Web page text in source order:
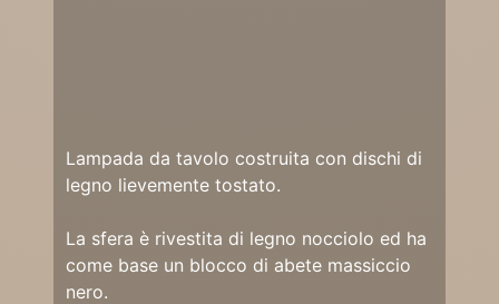
Lampada da tavolo costruita con dischi di
legno lievemente tostato.
La sfera è rivestita di legno nocciolo ed ha
come base un blocco di abete massiccio
nero.